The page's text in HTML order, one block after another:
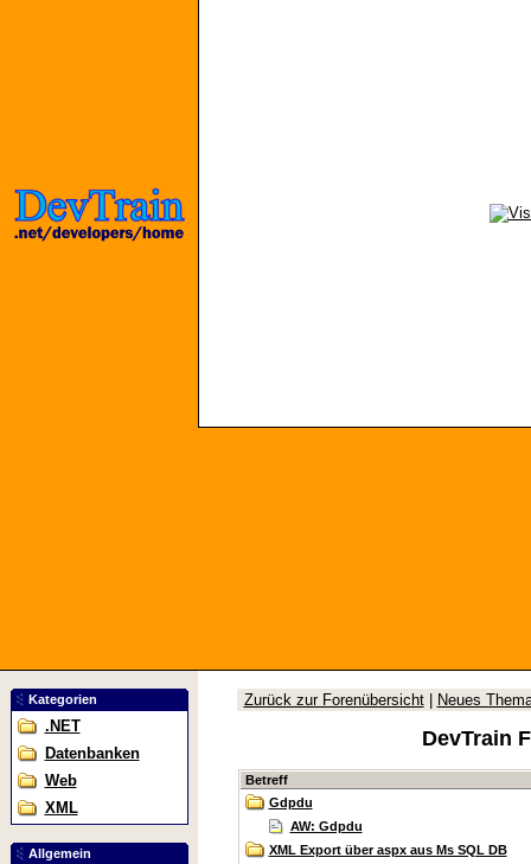
Kategorien
.NET
Datenbanken
Web
XML
Allgemein
Zurück zur Forenübersicht| Neues
DevTrain
Betreff
Gdpdu
AW: Gdpdu
XML Export über aspx aus Ms SQL DB